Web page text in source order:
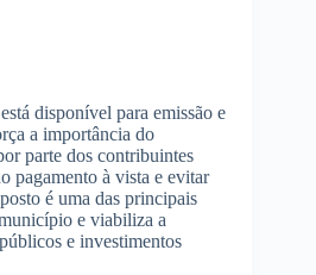
disponível para emissão e
a importância do
parte dos contribuintes
pagamento à vista e evitar
é uma das principais
e viabiliza a
e investimentos